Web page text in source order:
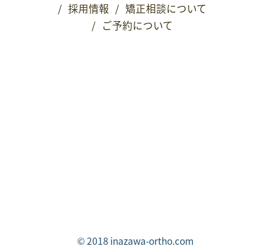
/ 採用情報 / 矯正相談について
/ ご予約について
© 2018 inazawa-ortho.com